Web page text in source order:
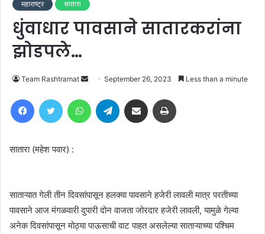
महाराष्ट्र सातारा
धुंवाधार पावसाने सातारकरांना
झोडपले…
Team Rashtramat
Send
email
September 26, 2023 Less than a minute
FacebookTwitter WhatsAppTelegram Share via Email
सातारा (महेश पवार) :
साताऱ्यात गेली तीन दिवसांपासून हलक्या पावसाने हजेरी लावली मात्र परतीच्या
पावसाने आज मंगळवारी दुपारी दोन वाजता जोरदार हजेरी लावली, यामुळे गेल्या
अनेक दिवसांपासून मोठ्या पाऊसाची वाट पाहत असलेल्या साताऱ्याच्या पश्चिम